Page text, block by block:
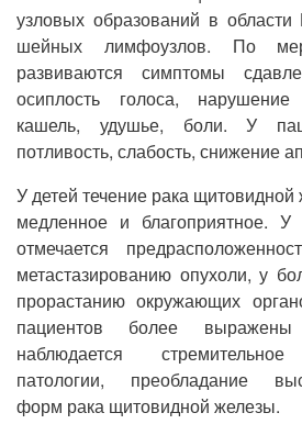
узловых образований в
шейных лимфоузлов. По
развиваются симптомы
осиплость голоса,
кашель, удушье, боли. У
потливость, слабость, снижение
У детей течение рака
медленное и благоприятное.
отмечается
метастазированию опухоли, у
прорастанию окружающих
пациентов более
наблюдается стремительное
патологии, преобладание
форм рака щитовидной железы.